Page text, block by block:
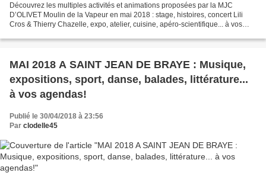
Découvrez les multiples activités et animations proposées par la MJC
D’OLIVET Moulin de la Vapeur en mai 2018 : stage, histoires, concert Lili
Cros & Thierry Chazelle, expo, atelier, cuisine, apéro-scientifique... à vos
MAI 2018 A SAINT JEAN DE BRAYE : Musique,
expositions, sport, danse, balades, littérature...
à vos agendas!
Publié le 30/04/2018 à 23:56
Par clodelle45